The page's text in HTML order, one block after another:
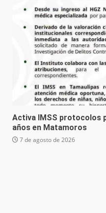
Activa IMSS protocolos
años en Matamoros
7 de agosto de 2026